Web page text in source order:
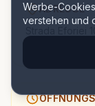
Werbe-
verstehen und
ADRESSE